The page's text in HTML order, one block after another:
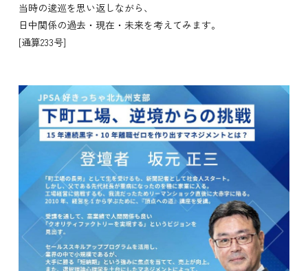
当時の逡巡を思い返しながら、
日中関係の過去・現在・未来を考えてみます。
[通算233号]